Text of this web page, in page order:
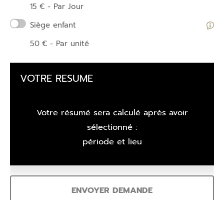
15 € - Par Jour
Siège enfant
50 € - Par unité
VOTRE RESUME
Votre résumé sera calculé après avoir
sélectionné :
période et lieu
ENVOYER DEMANDE